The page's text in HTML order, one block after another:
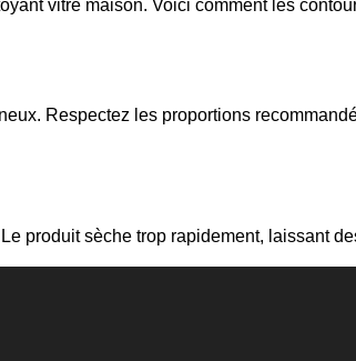
vitre maison. Voici comment les
Respectez les proportions
produit sèche trop rapidement, laissant